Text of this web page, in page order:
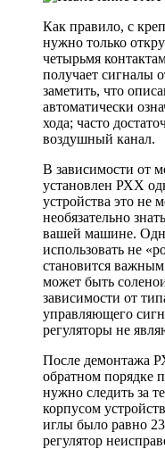
Как правило, с
нужно только
четырьмя
получает сигналы
заметить, что
автоматически
хода; часто
воздушный канал.
В зависимости от
установлен РХХ
устройства это не
необязательно
вашей машине.
использовать не
становится
может быть
зависимости от
управляющего
регуляторы не
После демонтажа
обратном порядке
нужно следить за
корпусом
иглы было равно
регулятор